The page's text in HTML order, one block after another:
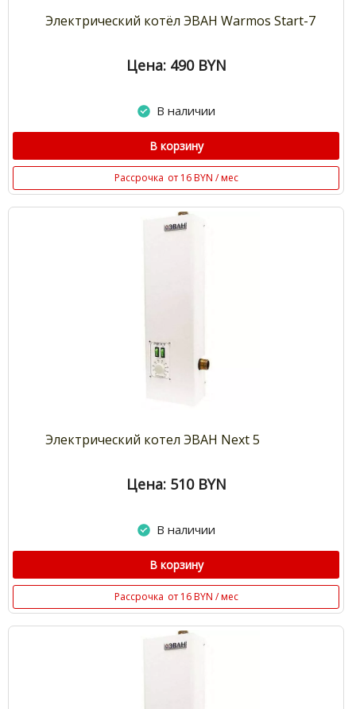
Электрический котёл ЭВАН Warmos Start-7
Цена: 490 BYN
В наличии
В корзину
Рассрочка от 16 BYN / мес
Электрический котел ЭВАН Next 5
Цена: 510 BYN
В наличии
В корзину
Рассрочка от 16 BYN / мес